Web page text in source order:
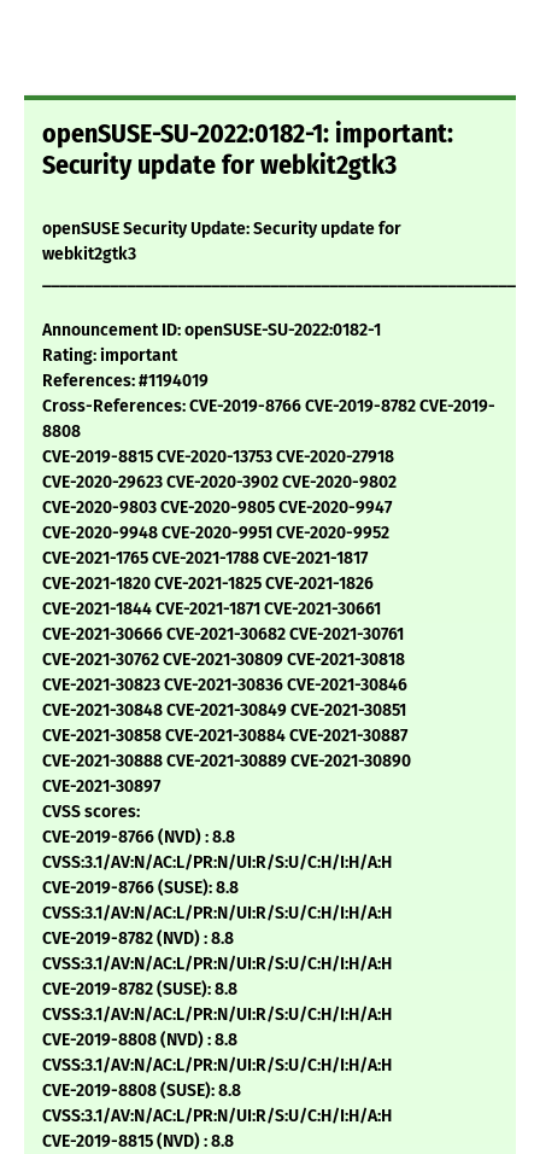
openSUSE-SU-2022:0182-1: important:
Security update for webkit2gtk3
openSUSE Security Update: Security update for
webkit2gtk3
Announcement ID: openSUSE-SU-2022:0182-1
Rating: important
References: #1194019
Cross-References: CVE-2019-8766 CVE-2019-8782 CVE-2019-
8808
CVE-2019-8815 CVE-2020-13753 CVE-2020-27918
CVE-2020-29623 CVE-2020-3902 CVE-2020-9802
CVE-2020-9803 CVE-2020-9805 CVE-2020-9947
CVE-2020-9948 CVE-2020-9951 CVE-2020-9952
CVE-2021-1765 CVE-2021-1788 CVE-2021-1817
CVE-2021-1820 CVE-2021-1825 CVE-2021-1826
CVE-2021-1844 CVE-2021-1871 CVE-2021-30661
CVE-2021-30666 CVE-2021-30682 CVE-2021-30761
CVE-2021-30762 CVE-2021-30809 CVE-2021-30818
CVE-2021-30823 CVE-2021-30836 CVE-2021-30846
CVE-2021-30848 CVE-2021-30849 CVE-2021-30851
CVE-2021-30858 CVE-2021-30884 CVE-2021-30887
CVE-2021-30888 CVE-2021-30889 CVE-2021-30890
CVE-2021-30897
CVSS scores:
CVE-2019-8766 (NVD) : 8.8
CVSS:3.1/AV:N/AC:L/PR:N/UI:R/S:U/C:H/I:H/A:H
CVE-2019-8766 (SUSE): 8.8
CVSS:3.1/AV:N/AC:L/PR:N/UI:R/S:U/C:H/I:H/A:H
CVE-2019-8782 (NVD) : 8.8
CVSS:3.1/AV:N/AC:L/PR:N/UI:R/S:U/C:H/I:H/A:H
CVE-2019-8782 (SUSE): 8.8
CVSS:3.1/AV:N/AC:L/PR:N/UI:R/S:U/C:H/I:H/A:H
CVE-2019-8808 (NVD) : 8.8
CVSS:3.1/AV:N/AC:L/PR:N/UI:R/S:U/C:H/I:H/A:H
CVE-2019-8808 (SUSE): 8.8
CVSS:3.1/AV:N/AC:L/PR:N/UI:R/S:U/C:H/I:H/A:H
CVE-2019-8815 (NVD) : 8.8